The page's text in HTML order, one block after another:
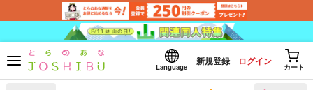
Language
新規登録 ログイン
カート